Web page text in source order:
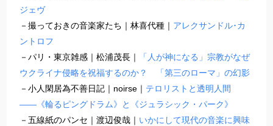
ジェヴ
－撮っておきの音楽家たち｜林喜代種｜ アレクサンドル･カ
ントロフ
－パリ・東京雑感｜松浦茂長｜
「人が神になる」宗教がなぜ
ウクライナ侵略を祝福するのか？ 「第三のローマ」の幻影
－小人閑居為不善日記｜noirse｜ テロリストと透明人間
――《輪るピングドラム》と《ジュラシック・パーク》
－五線紙のパンセ｜渡辺俊哉｜ いかにして現代の音楽に興味